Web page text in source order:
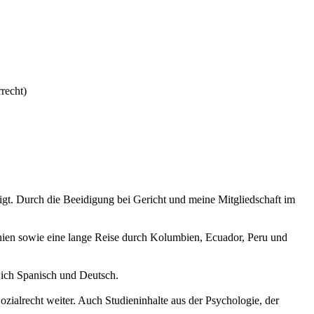
Durch die Beeidigung bei Gericht und meine Mitgliedschaft im
sowie eine lange Reise durch Kolumbien, Ecuador, Peru und
Spanisch und Deutsch.
weiter. Auch Studieninhalte aus der Psychologie, der